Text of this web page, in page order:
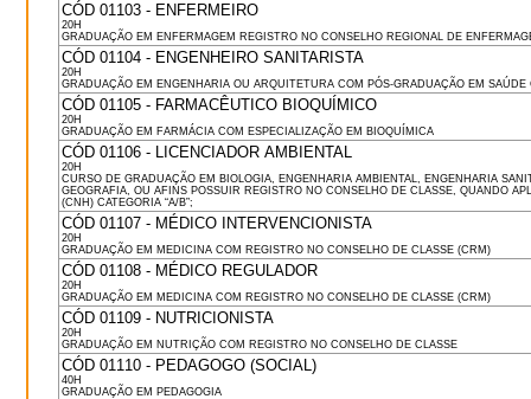
CÓD 01103 - ENFERMEIRO
20H
GRADUAÇÃO EM ENFERMAGEM REGISTRO NO CONSELHO REGIONAL DE
CÓD 01104 - ENGENHEIRO SANITARISTA
20H
GRADUAÇÃO EM ENGENHARIA OU ARQUITETURA COM PÓS-GRADUAÇÃO EM SAÚDE
CÓD 01105 - FARMACÊUTICO BIOQUÍMICO
20H
GRADUAÇÃO EM FARMÁCIA COM ESPECIALIZAÇÃO EM BIOQUÍMICA
CÓD 01106 - LICENCIADOR AMBIENTAL
20H
CURSO DE GRADUAÇÃO EM BIOLOGIA, ENGENHARIA AMBIENTAL, ENGENHARIA
GEOGRAFIA, OU AFINS POSSUIR REGISTRO NO CONSELHO DE CLASSE, QUANDO
(CNH) CATEGORIA “A/B”;
CÓD 01107 - MÉDICO INTERVENCIONISTA
20H
GRADUAÇÃO EM MEDICINA COM REGISTRO NO CONSELHO DE CLASSE (CRM)
CÓD 01108 - MÉDICO REGULADOR
20H
GRADUAÇÃO EM MEDICINA COM REGISTRO NO CONSELHO DE CLASSE (CRM)
CÓD 01109 - NUTRICIONISTA
20H
GRADUAÇÃO EM NUTRIÇÃO COM REGISTRO NO CONSELHO DE CLASSE
CÓD 01110 - PEDAGOGO (SOCIAL)
40H
GRADUAÇÃO EM PEDAGOGIA